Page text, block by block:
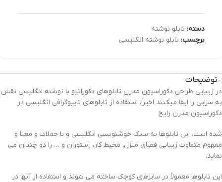
دسته: تابلو نوشته
برچسب: تابلو نوشته انگلیسی
توضیحات
در زیبایی طراحی دکوراسیون مدرن تابلوهای دکوراتیو با نوشته انگلیسی نقش
به سزایی را ایفا میکنند اخیراً، استفاده از تابلوهای تایپوگرافی انگلیسی در
دکوراسیون مدرن رایج
شده است. این تابلوها به سبک خوشنویسی انگلیسی و با جملات و معنا و
مفهوم متفاوت زیبایی فضای منزل، محیط کار، رستوران و … را دو چندان می
نماید.
این تابلوها معمولاً در سایزهای کوچک ساخته می شوند و استفاده از آنها در